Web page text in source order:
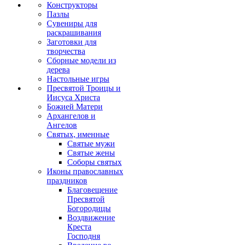
Конструкторы
Пазлы
Сувениры для
раскрашивания
Заготовки для
творчества
Сборные модели из
дерева
Настольные игры
Пресвятой Троицы и
Иисуса Христа
Божией Матери
Архангелов и
Ангелов
Святых, именные
Святые мужи
Святые жены
Соборы святых
Иконы православных
праздников
Благовещение
Пресвятой
Богородицы
Воздвижение
Креста
Господня